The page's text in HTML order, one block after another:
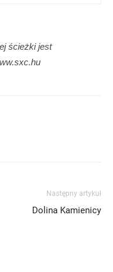
ścieżki jest
Następny artykuł
Dolina Kamienicy